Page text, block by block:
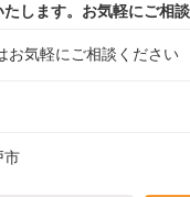
たします。お気軽にご相
お気軽にご相談ください
市